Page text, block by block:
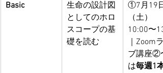
Basic
生命の設計図
としてのホロ
スコープの基
礎を読む
①7月19日
（土）
10:00〜
｜Zoomラ
ブ講座②
は毎週1本